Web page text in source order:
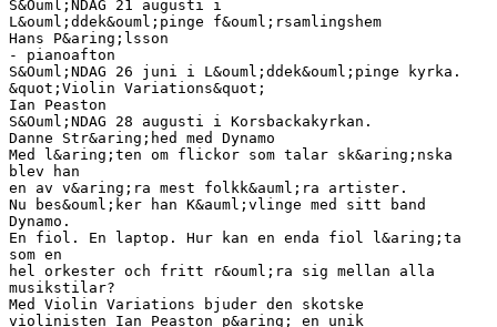
S&Ouml;NDAG 21 augusti i
L&ouml;ddek&ouml;pinge f&ouml;rsamlingshem
Hans P&aring;lsson
- pianoafton
S&Ouml;NDAG 26 juni i L&ouml;ddek&ouml;pinge kyrka.
&quot;Violin Variations&quot;
Ian Peaston
S&Ouml;NDAG 28 augusti i Korsbackakyrkan.
Danne Str&aring;hed med Dynamo
Med l&aring;ten om flickor som talar sk&aring;nska
blev han
en av v&aring;ra mest folkk&auml;ra artister.
Nu bes&ouml;ker han K&auml;vlinge med sitt band
Dynamo.
En fiol. En laptop. Hur kan en enda fiol l&aring;ta
som en
hel orkester och fritt r&ouml;ra sig mellan alla
musikstilar?
Med Violin Variations bjuder den skotske
violinisten Ian Peaston p&aring; en unik